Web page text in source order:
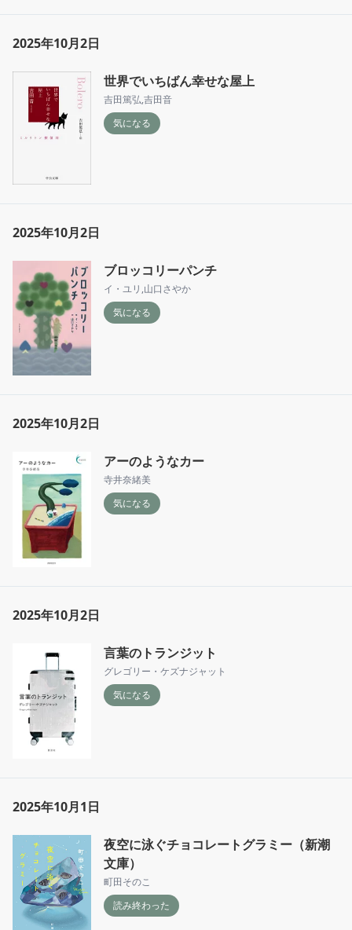
人間と人間の関わりで
孤独がちょっと寄り添う感じがすき
2025年10月2日
世界でいちばん幸せな屋上
吉田篤弘,吉田音
気になる
2025年10月2日
ブロッコリーパンチ
イ・ユリ ,山口さやか
気になる
2025年10月2日
アーのようなカー
寺井奈緒美
気になる
2025年10月2日
言葉のトランジット
グレゴリー・ケズナジャット
気になる
2025年10月1日
夜空に泳ぐチョコレートグラミー（新潮
文庫）
町田そのこ
読み終わった